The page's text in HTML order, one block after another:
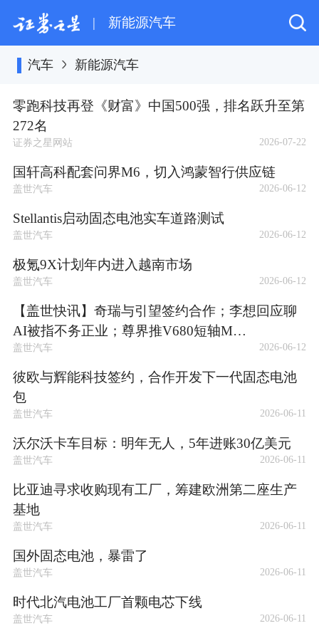
| 新能源汽车
汽车 新能源汽车
零跑科技再登《财富》中国500强，排名跃升至第
272名
证券之星网站 2026-07-22
国轩高科配套问界M6，切入鸿蒙智行供应链
盖世汽车 2026-06-12
Stellantis启动固态电池实车道路测试
盖世汽车 2026-06-12
极氪9X计划年内进入越南市场
盖世汽车 2026-06-12
【盖世快讯】奇瑞与引望签约合作；李想回应聊
AI被指不务正业；尊界推V680短轴M…
盖世汽车 2026-06-12
彼欧与辉能科技签约，合作开发下一代固态电池
包
盖世汽车 2026-06-11
沃尔沃卡车目标：明年无人，5年进账30亿美元
盖世汽车 2026-06-11
比亚迪寻求收购现有工厂，筹建欧洲第二座生产
基地
盖世汽车 2026-06-11
国外固态电池，暴雷了
盖世汽车 2026-06-11
时代北汽电池工厂首颗电芯下线
盖世汽车 2026-06-11